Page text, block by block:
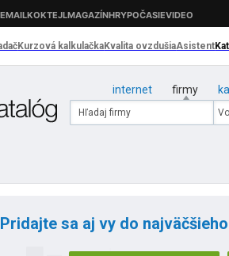
internet firmy
Pridajte sa aj vy do